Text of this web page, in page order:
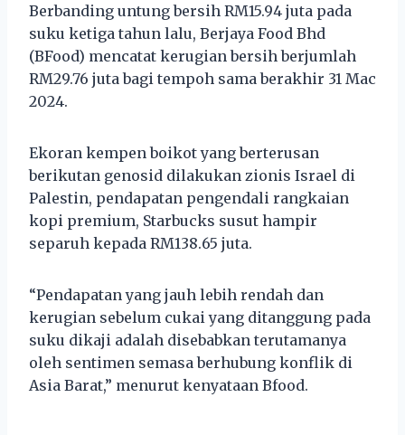
Berbanding untung bersih RM15.94 juta pada
suku ketiga tahun lalu, Berjaya Food Bhd
(BFood) mencatat kerugian bersih berjumlah
RM29.76 juta bagi tempoh sama berakhir 31 Mac
2024.
Ekoran kempen boikot yang berterusan
berikutan genosid dilakukan zionis Israel di
Palestin, pendapatan pengendali rangkaian
kopi premium, Starbucks susut hampir
separuh kepada RM138.65 juta.
“Pendapatan yang jauh lebih rendah dan
kerugian sebelum cukai yang ditanggung pada
suku dikaji adalah disebabkan terutamanya
oleh sentimen semasa berhubung konflik di
Asia Barat,” menurut kenyataan Bfood.